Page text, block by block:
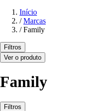
Início
/ Marcas
/ Family
Filtros
Ver o produto
Family
Filtros